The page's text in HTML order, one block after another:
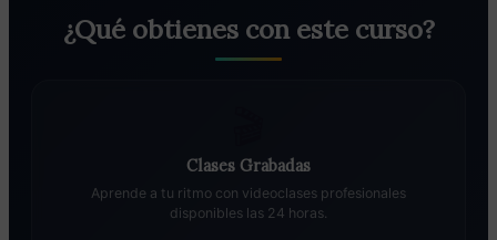
¿Qué obtienes con este curso?
Clases Grabadas
Aprende a tu ritmo con videoclases profesionales
disponibles las 24 horas.